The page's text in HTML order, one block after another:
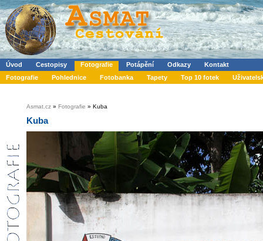
Úvod Cestopisy Fotografie Potápění Odkazy
Kontakt
Fotografie
Pohlednice Fotobanka Tapety Top 10 fotek
Asmat.cz » Fotografie » Kuba
Kuba